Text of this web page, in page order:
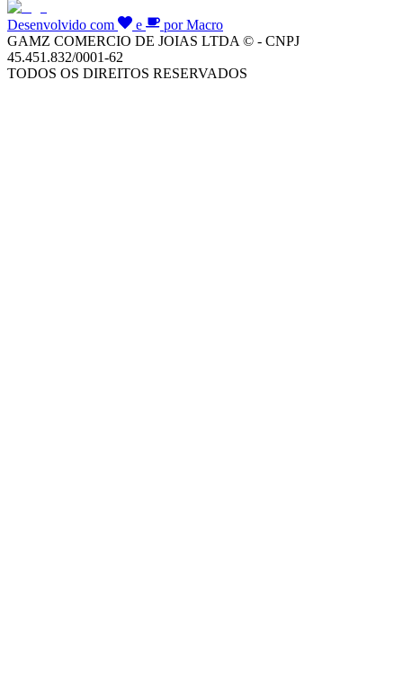
Desenvolvido com e
por Macro
GAMZ COMERCIO DE JOIAS LTDA © - CNPJ
45.451.832/0001-62
TODOS OS DIREITOS RESERVADOS